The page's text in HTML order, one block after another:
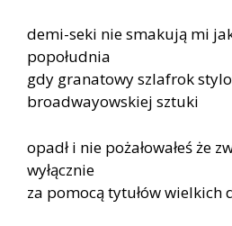
demi-seki nie smakują mi
popołudnia
gdy granatowy szlafrok
broadwayowskiej sztuki
opadł i nie pożałowałeś że
wyłącznie
za pomocą tytułów wielkich